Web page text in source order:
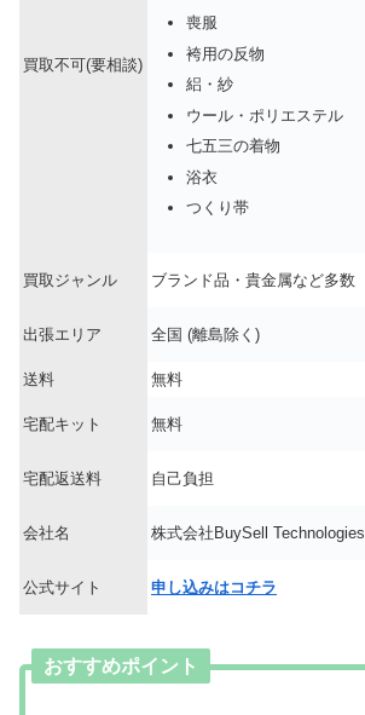
買取不可(要相談)
喪服
袴用の反物
絽・紗
ウール・ポリエステル
七五三の着物
浴衣
つくり帯
買取ジャンル ブランド品・貴金属など多数
出張エリア 全国 (離島除く)
送料 無料
宅配キット 無料
宅配返送料 自己負担
会社名 株式会社BuySell Technologies
公式サイト 申し込みはコチラ
おすすめポイント